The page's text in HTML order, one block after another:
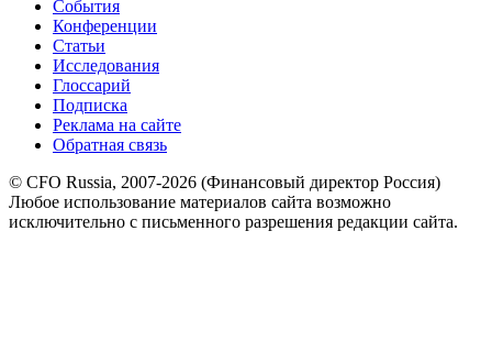
События
Конференции
Статьи
Исследования
Глоссарий
Подписка
Реклама на сайте
Обратная связь
© CFO Russia, 2007-2026 (Финансовый директор Россия)
Любое использование материалов сайта возможно
исключительно с письменного разрешения редакции сайта.